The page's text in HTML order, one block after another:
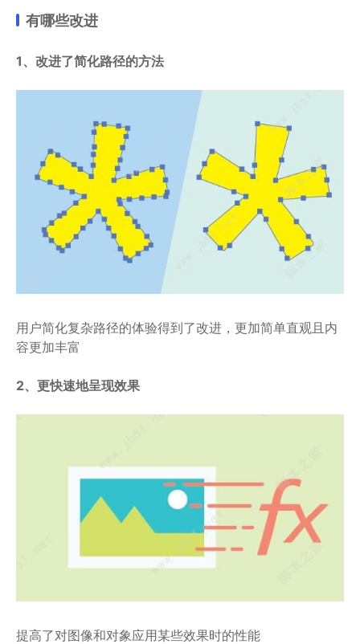
有哪些改进
1、改进了简化路径的方法
用户简化复杂路径的体验得到了改进，更加简单直观且内
容更加丰富
2、更快速地呈现效果
提高了对图像和对象应用某些效果时的性能